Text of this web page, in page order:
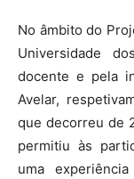
No âmbito do
Universidade
docente e pela
Avelar,
que decorreu de
permitiu às
uma